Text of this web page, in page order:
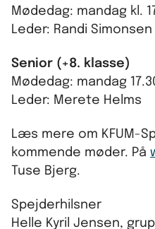
Mødedag: mandag kl.
Leder: Randi Simonsen
Senior (+8. klasse)
Mødedag: mandag
Leder: Merete Helms
Læs mere om KFUM-
kommende møder. På
Tuse Bjerg.
Spejderhilsner
Helle Kyril Jensen,